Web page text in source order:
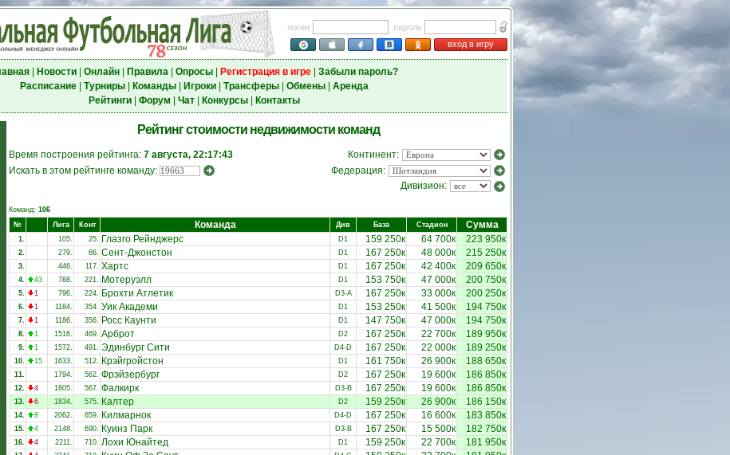
логин
пароль
вход в игру
| Новости| Онлайн| Правила| Опросы| Регистрация в игре| Забыли пароль?
Расписание| Турниры| Команды| Игроки| Трансферы| Обмены| Аренда
Рейтинги| Форум Чат| Конкурсы| Контакты
Рейтинг стоимости недвижимости команд
Время построения рейтинга: 7 августа, 22:17:43
Континент:
Искать в этом рейтинге команду:
Федерация:
Дивизион:
Команд: 106
№
Лига Конт Команда Див База Стадион Сумма
1. 105. 25. Глазго Рейнджерс D1 159 250к 64 700к 223 950к
2. 279. 66. Сент-Джонстон D1 167 250к 48 000к 215 250к
3. 446. 117. Хартс D1 167 250к 42 400к 209 650к
4. 43 788. 221. Мотеруэлл D1 153 750к 47 000к 200 750к
5. 1 796. 224. Брохти Атлетик D3-A 167 250к 33 000к 200 250к
6. 1 1184. 354. Уик Академи D1 153 250к 41 500к 194 750к
7. 1 1186. 356. Росс Каунти D1 147 750к 47 000к 194 750к
8. 1 1516. 469. Арброт D2 167 250к 22 700к 189 950к
9. 1 1572. 491. Эдинбург Сити D4-D 167 250к 22 000к 189 250к
10. 15 1633. 512. Крэйгройстон D1 161 750к 26 900к 188 650к
11. 1794. 562. Фрэйзербург D2 167 250к 19 600к 186 850к
12. 4 1805. 567. Фалкирк D3-B 167 250к 19 600к 186 850к
13. 6 1834. 575. Калтер D2 159 250к 26 900к 186 150к
14. 8 2062. 659. Килмарнок D4-D 167 250к 16 600к 183 850к
15. 4 2148. 690. Куинз Парк D3-B 167 250к 15 500к 182 750к
16. 4 2211. 710. Лохи Юнайтед D1 159 250к 22 700к 181 950к